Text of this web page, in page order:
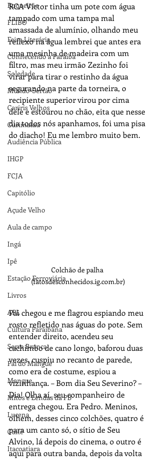
Boqueirão
FLIBO
Feira Literária
Conhecendo a Paraíba
Soledade
Mundo-Sertão
Cariris Velhos
Curimataú
Audiência Pública
IHGP
FCJA
Capitólio
Açude Velho
Aula de campo
Ingá
Ipê
Estação Ferroviária
Livros
APL
Cultura Paraibana
Serra Branca
Pai do Mangue
Mangue
Mitos e Lendas da PB
Lucena
Cuité
Itacoatiara
RCA Victor tinha um pote com água
tampado com uma tampa mal
amassada de alumínio, olhando meu
reflexo na água lembrei que antes era
uma mesinha de madeira com um
filtro, mas meu irmão Zezinho foi
virar para tirar o restinho da água
segurando na parte da torneira, o
recipiente superior virou por cima
dele e estourou no chão, eita que nesse
dia todos nós apanhamos, foi uma pisa
do diacho! Eu me lembro muito bem.
Colchão de palha
(fatosdesconhecidos.ig.com.br)
Pai chegou e me flagrou espiando meu
rosto refletido nas águas do pote. Sem
entender direito, acendeu seu
cachimbo de cano longo, baforou duas
vezes, cuspiu no recanto de parede,
como era de costume, espiou a
vizinhança. ­– Bom dia Seu Severino? –
Dia! Olha aí, seu companheiro de
entrega chegou. Era Pedro. Meninos,
olhem, desses cinco colchões, quatro é
para um canto só, o sítio de Seu
Alvino, lá depois do cinema, o outro é
aqui para outra banda, depois da volta